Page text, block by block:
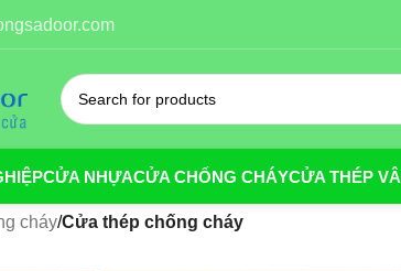
CỬA NHỰACỬA CHỐNG CHÁYCỬA THÉP
cháy/Cửa thép chống cháy